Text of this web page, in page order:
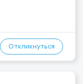
работы. Поток 💝
Откликнуться